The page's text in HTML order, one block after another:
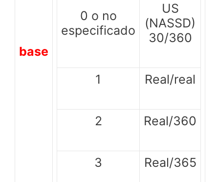
base
0 o no
especificado
US
(NASSD)
30/360
1 Real/real
2 Real/360
3 Real/365